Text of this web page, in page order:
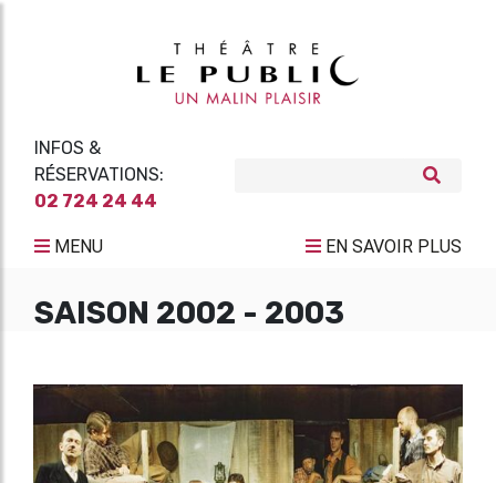
INFOS &
RÉSERVATIONS:
02 724 24 44
MENU EN SAVOIR PLUS
SAISON 2002 - 2003